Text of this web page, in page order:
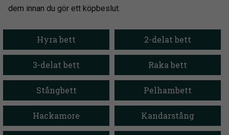
dem innan du gör ett köpbeslut.
Hyra bett 2-delat bett
3-delat bett Raka bett
Stångbett Pelhambett
Hackamore Kandarstång